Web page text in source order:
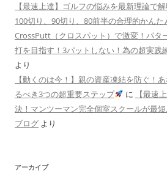
【最速上達】ゴルフの悩みを最新理論で
100切り、90切り、80前半の合理的かんた
CrossPutt（クロスパット）で激変！パタ
打を目指す！3パットしない！為の超実践
より
【動くのは今！】親の資産凍結を防ぐ！
るべき3つの超重要ステップ
に
【最速
決！マンツーマン完全個室スクールが最
ブログ より
アーカイブ